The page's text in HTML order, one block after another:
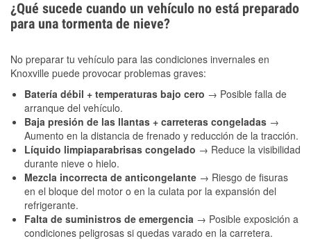
¿Qué sucede cuando un vehículo no está preparado
para una tormenta de nieve?
No preparar tu vehículo para las condiciones invernales en
Knoxville puede provocar problemas graves:
Batería débil + temperaturas bajo cero → Posible falla de
arranque del vehículo.
Baja presión de las llantas + carreteras congeladas →
Aumento en la distancia de frenado y reducción de la tracción.
Líquido limpiaparabrisas congelado → Reduce la visibilidad
durante nieve o hielo.
Mezcla incorrecta de anticongelante → Riesgo de fisuras
en el bloque del motor o en la culata por la expansión del
refrigerante.
Falta de suministros de emergencia → Posible exposición a
condiciones peligrosas si quedas varado en la carretera.